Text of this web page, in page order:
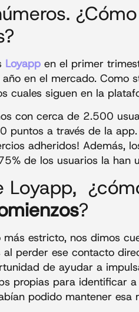
Loyapp en el primer
en el mercado. Como
cuales siguen en la
con cerca de 2.500
puntos a través de la
adheridos! Además,
de los usuarios la han
Loyapp,
?
estricto, nos dimos
perder ese contacto
de ayudar a
propias para identificar
podido mantener esa